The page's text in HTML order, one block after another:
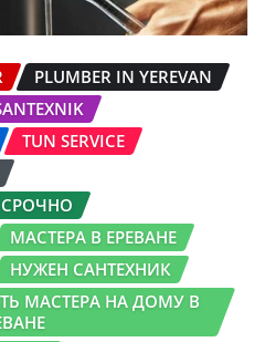
PLUMBER IN YEREVAN
TUN SERVICE
СРОЧНО
МАСТЕРА В ЕРЕВАНЕ
НУЖЕН САНТЕХНИК
МАСТЕРА НА ДОМУ В